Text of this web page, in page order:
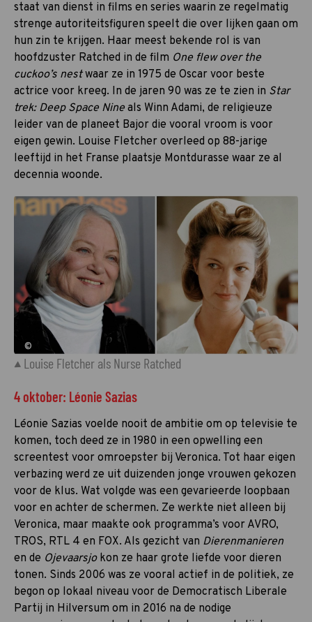
staat van dienst in films en series waarin ze regelmatig
strenge autoriteitsfiguren speelt die over lijken gaan om
hun zin te krijgen. Haar meest bekende rol is van
hoofdzuster Ratched in de film One flew over the
cuckoo’s nestwaar ze in 1975 de Oscar voor beste
actrice voor kreeg. In de jaren 90 was ze te zien in Star
trek: Deep Space Nine als Winn Adami, de religieuze
leider van de planeet Bajor die vooral vroom is voor
eigen gewin. Louise Fletcher overleed op 88-jarige
leeftijd in het Franse plaatsje Montdurasse waar ze al
decennia woonde.
©
Louise Fletcher als Nurse Ratched
4 oktober: Léonie Sazias
Léonie Sazias voelde nooit de ambitie om op televisie te
komen, toch deed ze in 1980 in een opwelling een
screentest voor omroepster bij Veronica. Tot haar eigen
verbazing werd ze uit duizenden jonge vrouwen gekozen
voor de klus. Wat volgde was een gevarieerde loopbaan
voor en achter de schermen. Ze werkte niet alleen bij
Veronica, maar maakte ook programma’s voor AVRO,
TROS, RTL 4 en FOX. Als gezicht van Dierenmanieren
en de Ojevaarsjo kon ze haar grote liefde voor dieren
tonen. Sinds 2006 was ze vooral actief in de politiek, ze
begon op lokaal niveau voor de Democratisch Liberale
Partij in Hilversum om in 2016 na de nodige